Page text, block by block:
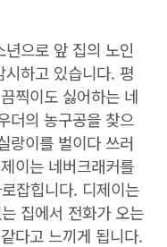
으로 앞 집의 노인
하고 있습니다. 평
찍이도 싫어하는 네
더의 농구공을 찾으
랑이를 벌이다 쓰러
이는 네버크래커를
잡힙니다. 디제이는
집에서 전화가 오는
다고 느끼게 됩니다.